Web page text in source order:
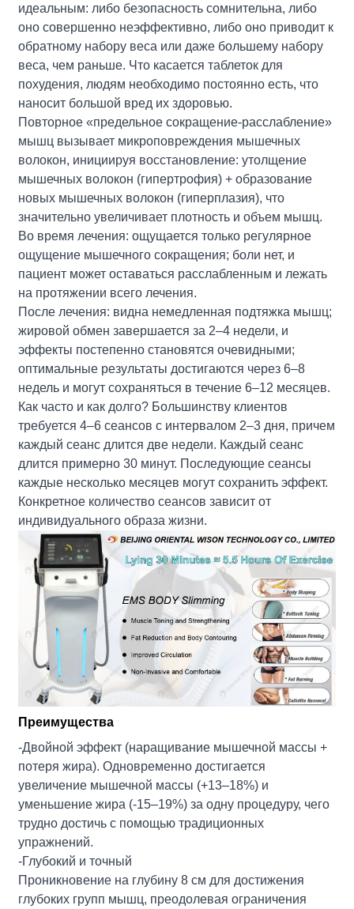
идеальным: либо безопасность сомнительна, либо
оно совершенно неэффективно, либо оно приводит к
обратному набору веса или даже большему набору
веса, чем раньше. Что касается таблеток для
похудения, людям необходимо постоянно есть, что
наносит большой вред их здоровью.
Повторное «предельное сокращение-расслабление»
мышц вызывает микроповреждения мышечных
волокон, инициируя восстановление: утолщение
мышечных волокон (гипертрофия) + образование
новых мышечных волокон (гиперплазия), что
значительно увеличивает плотность и объем мышц.
Во время лечения: ощущается только регулярное
ощущение мышечного сокращения; боли нет, и
пациент может оставаться расслабленным и лежать
на протяжении всего лечения.
После лечения: видна немедленная подтяжка мышц;
жировой обмен завершается за 2–4 недели, и
эффекты постепенно становятся очевидными;
оптимальные результаты достигаются через 6–8
недель и могут сохраняться в течение 6–12 месяцев.
Как часто и как долго? Большинству клиентов
требуется 4–6 сеансов с интервалом 2–3 дня, причем
каждый сеанс длится две недели. Каждый сеанс
длится примерно 30 минут. Последующие сеансы
каждые несколько месяцев могут сохранить эффект.
Конкретное количество сеансов зависит от
индивидуального образа жизни.
Преимущества
-Двойной эффект (наращивание мышечной массы +
потеря жира). Одновременно достигается
увеличение мышечной массы (+13–18%) и
уменьшение жира (-15–19%) за одну процедуру, чего
трудно достичь с помощью традиционных
упражнений.
-Глубокий и точный
Проникновение на глубину 8 см для достижения
глубоких групп мышц, преодолевая ограничения